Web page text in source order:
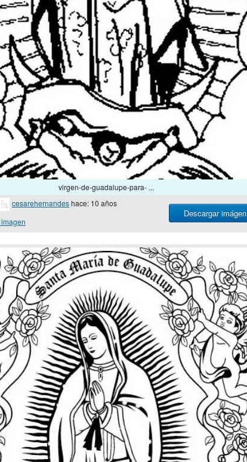
virgen-de-guadalupe-para- ...
Descargar imágen
cesarehernandeshace: 10 años